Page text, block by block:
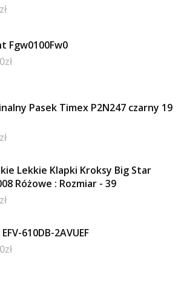
zł
Fgw0100Fw0
zł
Pasek Timex P2N247 czarny 19
zł
Lekkie Klapki Kroksy Big Star
Różowe : Rozmiar - 39
zł
610DB-2AVUEF
zł